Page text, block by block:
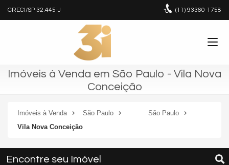
CRECI/SP 32.445-J (11) 93360-1758
Imóveis à Venda em São Paulo - Vila Nova
Conceição
Imóveis à Venda São Paulo
São Paulo
Vila Nova Conceição
Encontre seu Imóvel